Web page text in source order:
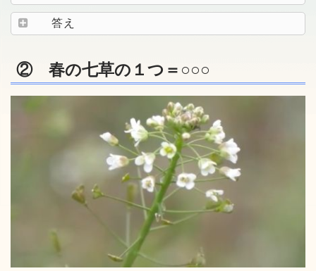
答え
② 春の七草の１つ＝○○○